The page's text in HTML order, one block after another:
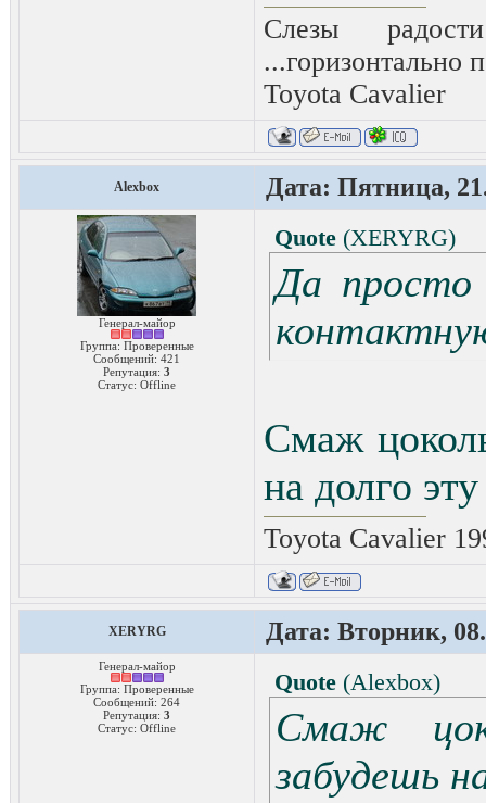
Слезы
...горизонтально
Toyota Сavalier
Alexbox Дата: Пятница,
Генерал-майор
Группа: Проверенные
Сообщений: 421
Репутация: 3
Статус: Offline
Quote (XERYRG)
Да просто
Смаж
на долго
Toyota Cavalier
XERYRG Дата: Вторник,
Генерал-майор
Группа: Проверенные
Сообщений: 264
Репутация: 3
Статус: Offline
Quote (Alexbox)
Смаж
забудешь